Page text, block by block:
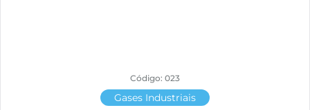
Código: 023
Gases Industriais